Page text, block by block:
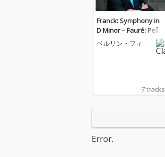
Franck: Symphony in
D Minor – Fauré: Pellé
as et Mélisande
ベルリン・フィル
7 tracks
Error.